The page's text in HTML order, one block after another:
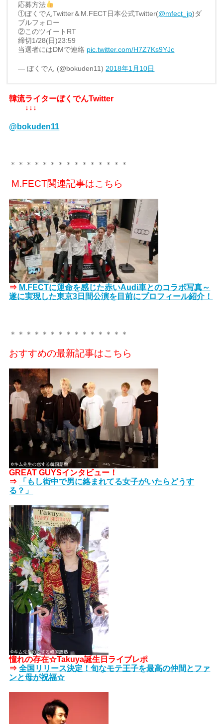
応募方法
①ぼくでんTwitter＆M.FECT日本公式Twitter(@mfect_jp)ダ
ブルフォロー
②このツイートRT
締切1/28(日)23:59
当選者にはDMで連絡 pic.twitter.com/H7Z7Ks9YJc
— ぼくでん (@bokuden11) 2018年1月10日
韓流ライターぼくでんTwitter
↓↓↓
@bokuden11
＊＊＊＊＊＊＊＊＊＊＊＊＊＊＊
M.FECT関連記事はこちら
⇒ M.FECTに運命を感じた赤いAudi車とのコラボ写真～
遂に実現した東京3日間公演を目前にプロフィール紹介！
＊＊＊＊＊＊＊＊＊＊＊＊＊＊＊
おすすめの最新記事はこちら
GREAT GUYSインタビュー！
⇒
「もし街中で男に絡まれてる女子がいたらどうす
る？」
憧れの存在☆Takuya誕生日ライブレポ
⇒ 全国リリース決定！旬なモテ王子を最高の仲間とファ
ンと母が祝福☆